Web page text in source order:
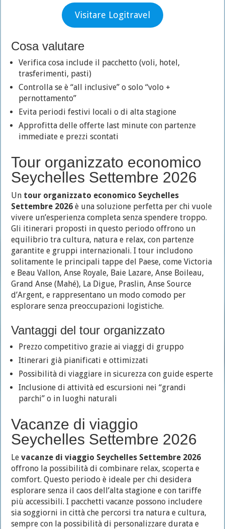
Visitare Logitravel
Cosa valutare
Verifica cosa include il pacchetto (voli, hotel,
trasferimenti, pasti)
Controlla se è “all inclusive” o solo “volo +
pernottamento”
Evita periodi festivi locali o di alta stagione
Approfitta delle offerte last minute con partenze
immediate e prezzi scontati
Tour organizzato economico
Seychelles Settembre 2026
Un tour organizzato economico Seychelles
Settembre 2026 è una soluzione perfetta per chi vuole
vivere un’esperienza completa senza spendere troppo.
Gli itinerari proposti in questo periodo offrono un
equilibrio tra cultura, natura e relax, con partenze
garantite e gruppi internazionali. I tour includono
solitamente le principali tappe del Paese, come Victoria
e Beau Vallon, Anse Royale, Baie Lazare, Anse Boileau,
Grand Anse (Mahé), La Digue, Praslin, Anse Source
d’Argent, e rappresentano un modo comodo per
esplorare senza preoccupazioni logistiche.
Vantaggi del tour organizzato
Prezzo competitivo grazie ai viaggi di gruppo
Itinerari già pianificati e ottimizzati
Possibilità di viaggiare in sicurezza con guide esperte
Inclusione di attività ed escursioni nei “grandi
parchi” o in luoghi naturali
Vacanze di viaggio
Seychelles Settembre 2026
Levacanze di viaggio Seychelles Settembre 2026
offrono la possibilità di combinare relax, scoperta e
comfort. Questo periodo è ideale per chi desidera
esplorare senza il caos dell’alta stagione e con tariffe
più accessibili. I pacchetti vacanze possono includere
sia soggiorni in città che percorsi tra natura e cultura,
sempre con la possibilità di personalizzare durata e